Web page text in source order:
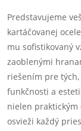
Predstavujeme
kartáčovanej
mu sofistikovaný
zaoblenými
riešením pre
funkčnosti a
nielen praktickým
osvieži každý